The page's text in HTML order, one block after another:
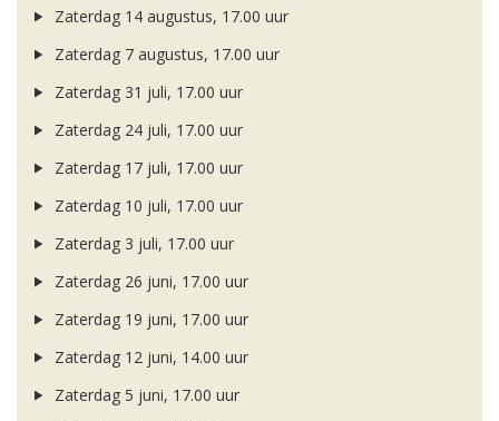
Zaterdag 14 augustus, 17.00 uur
Zaterdag 7 augustus, 17.00 uur
Zaterdag 31 juli, 17.00 uur
Zaterdag 24 juli, 17.00 uur
Zaterdag 17 juli, 17.00 uur
Zaterdag 10 juli, 17.00 uur
Zaterdag 3 juli, 17.00 uur
Zaterdag 26 juni, 17.00 uur
Zaterdag 19 juni, 17.00 uur
Zaterdag 12 juni, 14.00 uur
Zaterdag 5 juni, 17.00 uur